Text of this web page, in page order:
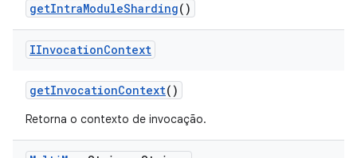
getIntraModuleSharding()
IInvocationContext
getInvocationContext()
Retorna o contexto de invocação.